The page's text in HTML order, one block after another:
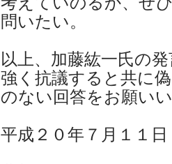
問いたい。
以上、加藤紘一氏の
強く抗議すると共に
のない回答をお願い
平成２０年７月１１日